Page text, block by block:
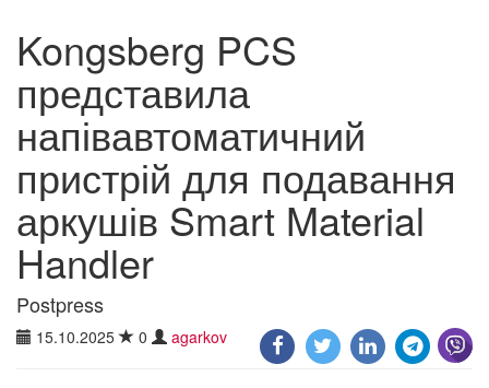
Kongsberg PCS
представила
напівавтоматичний
пристрій для подавання
аркушів Smart Material
Handler
Postpress
15.10.2025 0 agarkov